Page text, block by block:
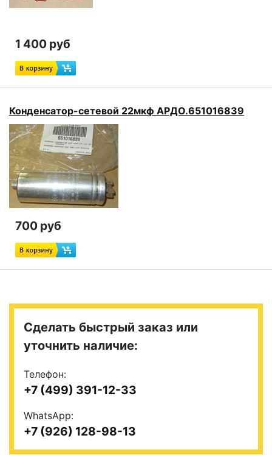
1 400 руб
Конденсатор-сетевой 22мкф АРДО.651016839
700 руб
Сделать быстрый заказ или
уточнить наличие:
Телефон:
+7 (499) 391-12-33
WhatsApp:
+7 (926) 128-98-13